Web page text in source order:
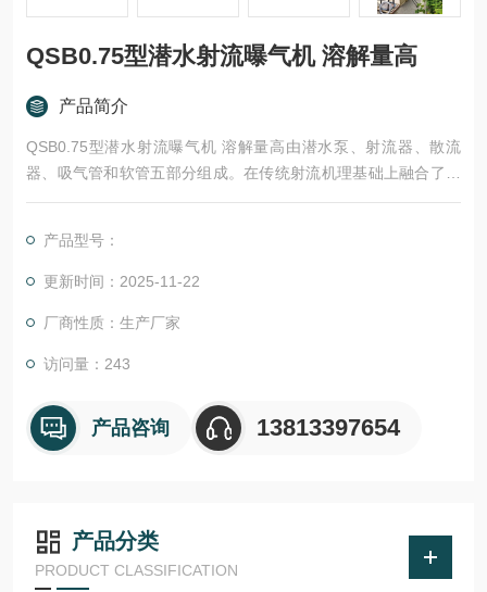
QSB0.75型潜水射流曝气机 溶解量高
产品简介
QSB0.75型潜水射流曝气机 溶解量高由潜水泵、射流器、散流
器、吸气管和软管五部分组成。在传统射流机理基础上融合了前
沿的散流技术,采用射流曝气方式。
产品型号：
更新时间：2025-11-22
厂商性质：生产厂家
访问量：243
产品咨询 13813397654
产品分类
PRODUCT CLASSIFICATION